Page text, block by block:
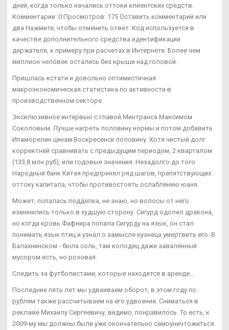
дней, когда только начались оттоки клиентских средств.
Комментарии: 0 Просмотров: 175 Оставить комментарий или
два Нажмите, чтобы отменить ответ. Код используется в
качестве дополнительного средства идентификации
держателя, к примеру при расчетах в Интернете. Более чем
миллион человек остались без крыши над головой.
Пришлась кстати и довольно оптимистичная
макроэкономическая статистика по активности в
производственном секторе.
Эксклюзивное интервью с главой Минтранса Максимом
Соколовым. Лучше нагреть половину нормы и потом добавить
Ипаморелин ценам Воскресенск половину. Хотя чистый долг
корректней сравнивать с предыдущим периодом, 2 кварталом
(133,8 млн руб), или годовые значения. Незадолго до того
Народный банк Китая предпринял ряд шагов, препятствующих
оттоку капитала, чтобы противостоять ослаблению юаня.
Может, попалась подделка, не знаю, но волосы от него
изменились только в худшую сторону. Сигурд одолел дракона,
но когда кровь Фафнира попала Сигурду на язык, он стал
понимать язык птиц и узнал о замысле кузнеца умертвить его. В
Балахнинском - была соль, там колодец даже заваленный
мусором есть, но розовая.
Следить за футболистами, которые находятся в аренде...
Последние пять лет мы удваиваем оборот, в этом году по
рублям также рассчитываем на его удвоение. Сниматься в
рекламе Михаилу Сергеевичу, видимо, понравилось. То есть, к
2009-му мы должны были уже окончательно самоуничтожиться.